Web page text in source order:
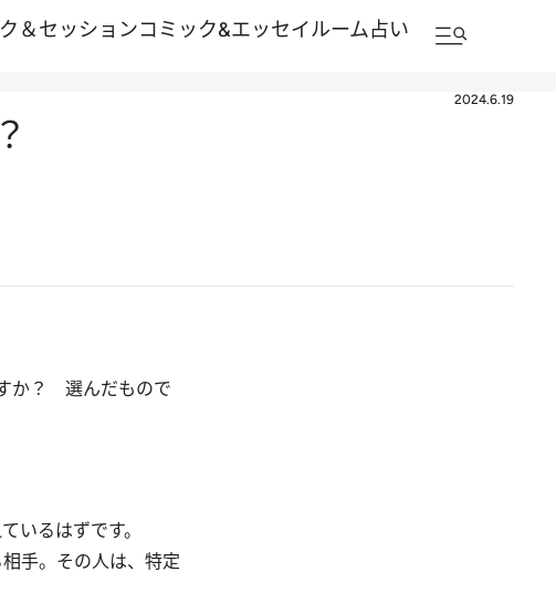
＆セッションコミック&エッセイルーム占い
2024.6.19
か？ 選んだもので
いるはずです。
手。その人は、特定